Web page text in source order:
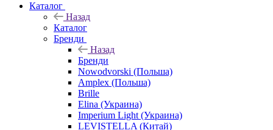
Каталог
Назад
Каталог
Бренди
Назад
Бренди
Nowodvorski (Польша)
Amplex (Польша)
Brille
Elina (Украина)
Imperium Light (Украина)
LEVISTELLA (Китай)